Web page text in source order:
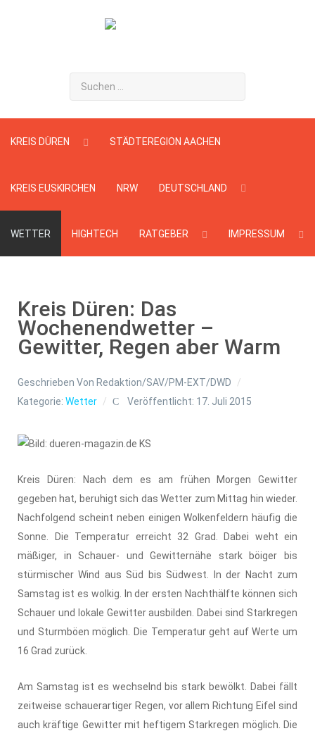
Suchen
...
KREIS DÜREN STÄDTEREGION AACHEN
KREIS EUSKIRCHEN NRW DEUTSCHLAND
WETTER HIGHTECH RATGEBER IMPRESSUM
Kreis Düren: Das
Wochenendwetter –
Gewitter, Regen aber Warm
Geschrieben Von Redaktion/SAV/PM-EXT/DWD
Kategorie: Wetter Veröffentlicht: 17. Juli 2015
Kreis Düren: Nach dem es am frühen Morgen Gewitter
gegeben hat, beruhigt sich das Wetter zum Mittag hin wieder.
Nachfolgend scheint neben einigen Wolkenfeldern häufig die
Sonne. Die Temperatur erreicht 32 Grad. Dabei weht ein
mäßiger, in Schauer- und Gewitternähe stark böiger bis
stürmischer Wind aus Süd bis Südwest. In der Nacht zum
Samstag ist es wolkig. In der ersten Nachthälfte können sich
Schauer und lokale Gewitter ausbilden. Dabei sind Starkregen
und Sturmböen möglich. Die Temperatur geht auf Werte um
16 Grad zurück.
Am Samstag ist es wechselnd bis stark bewölkt. Dabei fällt
zeitweise schauerartiger Regen, vor allem Richtung Eifel sind
auch kräftige Gewitter mit heftigem Starkregen möglich. Die